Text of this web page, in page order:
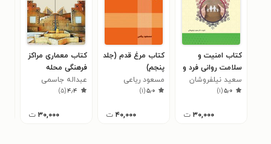
کتاب امنیت و
سلامت روانی فرد و‌
جامعه
سعید نیلفروشان
۵٫۰(۱)
۳۰,۰۰۰ ت
کتاب مرغ قدم (جلد
پنجم)
مسعود ریاعی
۵٫۰(۱)
۴۰,۰۰۰ ت
کتاب معماری مراکز
فرهنگی محله
عبداله جاسمی
۴٫۴(۵)
۳۰,۰۰۰ ت